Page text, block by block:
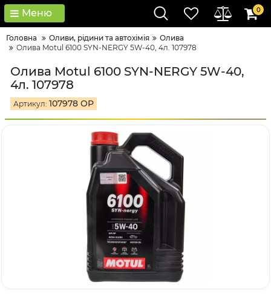
Меню 0
Головна Оливи, рідини та автохімія
Олива
Олива Motul 6100 SYN-NERGY 5W-40, 4л. 107978
Олива Motul 6100 SYN-NERGY 5W-40,
4л. 107978
Артикул: 107978 OP